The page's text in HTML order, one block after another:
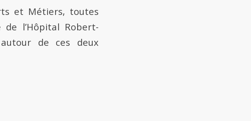
et Métiers, toutes
l’Hôpital Robert-
de ces deux